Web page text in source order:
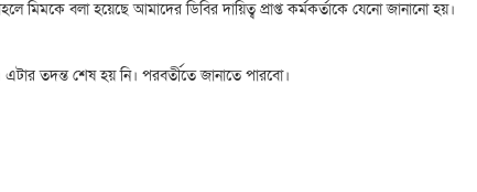
মিমকে বলা হয়েছে আমাদের ডিবির দায়িত্ব প্রাপ্ত কর্মকর্তাকে যেনো জানানো হয়।
তদন্ত শেষ হয় নি। পরবর্তীতে জানাতে পারবো।